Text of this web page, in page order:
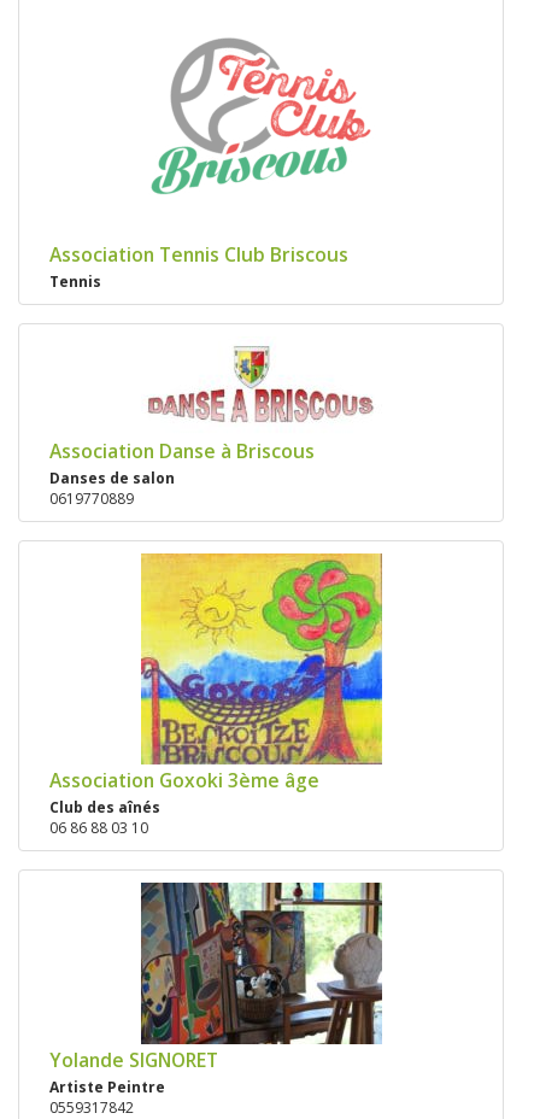
Association Tennis Club Briscous
Tennis
Association Danse à Briscous
Danses de salon
0619770889
Association Goxoki 3ème âge
Club des aînés
06 86 88 03 10
Yolande SIGNORET
Artiste Peintre
0559317842